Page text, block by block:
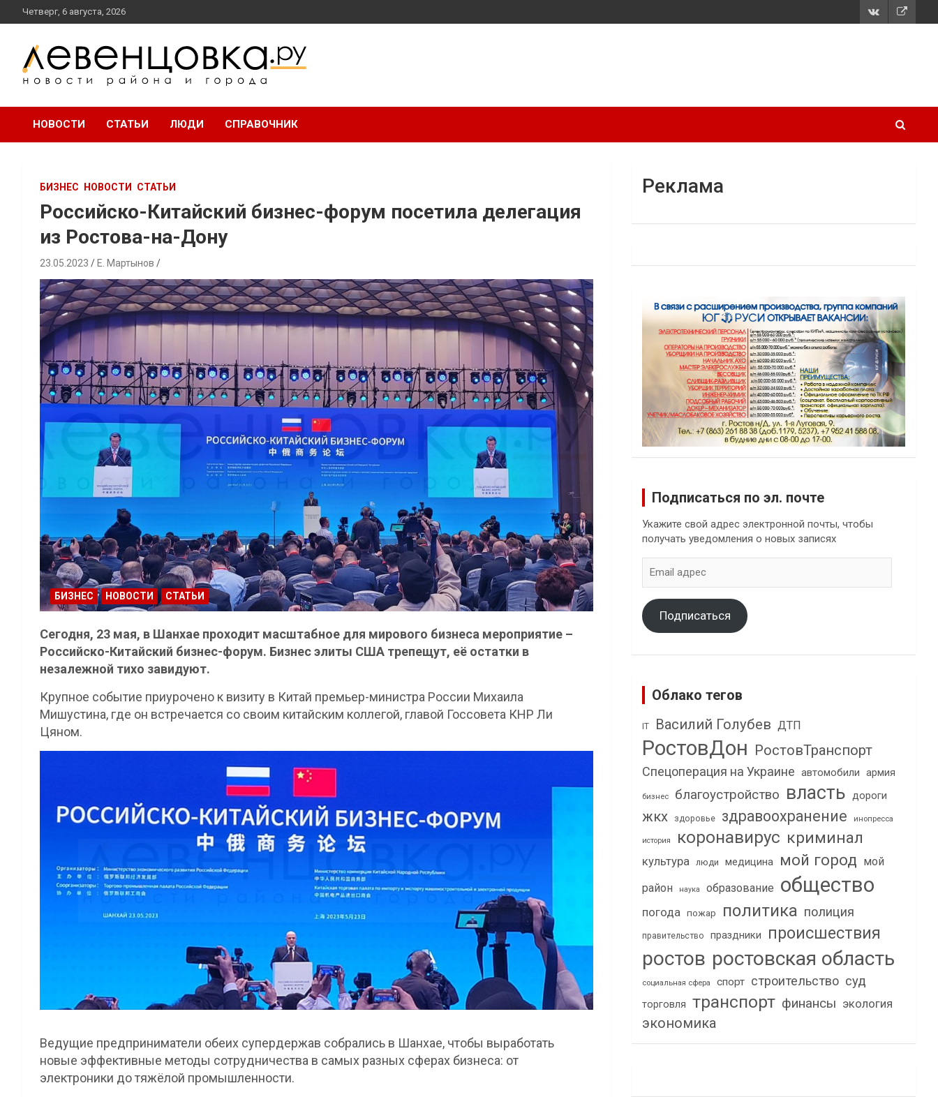
перейти
к
Четверг, 6 августа, 2026
Левенцовка Ру
НОВОСТИ СТАТЬИ ЛЮДИ СПРАВОЧНИК
БИЗНЕС НОВОСТИ СТАТЬИ
Российско-Китайский бизнес-форум посетила делегация
из Ростова-на-Дону
23.05.2023 Е. Мартынов
БИЗНЕС НОВОСТИ СТАТЬИ
Сегодня, 23 мая, в Шанхае проходит масштабное для мирового бизнеса мероприятие –
Российско-Китайский бизнес-форум. Бизнес элиты США трепещут, её остатки в
незалежной тихо завидуют.
Крупное событие приурочено к визиту в Китай премьер-министра России Михаила
Мишустина, где он встречается со своим китайским коллегой, главой Госсовета КНР Ли
Цяном.
Ведущие предприниматели обеих супердержав собрались в Шанхае, чтобы выработать
новые эффективные методы сотрудничества в самых разных сферах бизнеса: от
электроники до тяжёлой промышленности.
Реклама
Подписаться по эл. почте
Укажите свой адрес электронной почты, чтобы
получать уведомления о новых записях
адрес
Подписаться
Облако тегов
IT Василий Голубев ДТП
РостовДон РостовТранспорт
Спецоперация на Украине автомобили армия
бизнес благоустройство власть дороги
жкх здоровье здравоохранение инопресса
история коронавирус криминал
культура люди медицина мой город мой
район
наука образование общество
погода пожар политика полиция
правительство праздники происшествия
ростов ростовская область
социальная сфера спорт строительство суд
торговля транспорт финансы экология
экономика